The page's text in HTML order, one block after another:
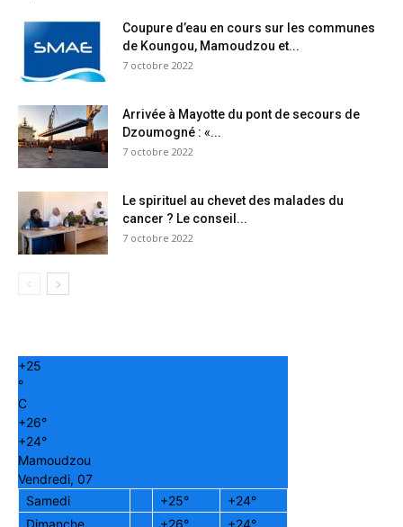
Coupure d’eau en cours sur les communes
de Koungou, Mamoudzou et...
7 octobre 2022
Arrivée à Mayotte du pont de secours de
Dzoumogné : «...
7 octobre 2022
Le spirituel au chevet des malades du
cancer ? Le conseil...
7 octobre 2022
+25
°
C
+26°
+24°
Mamoudzou
Vendredi, 07
Samedi
+25° +24°